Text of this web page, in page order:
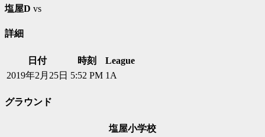
塩屋D vs
詳細
日付 時刻
League
2019年2月25日 5:52 PM 1A
グラウンド
塩屋小学校